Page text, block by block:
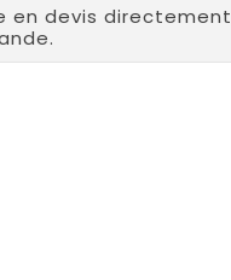
en devis directement